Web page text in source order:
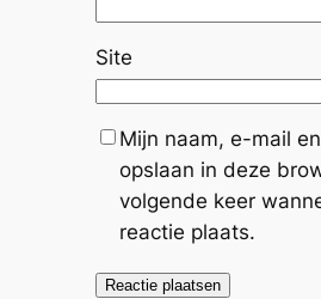
Site
Mijn naam, e-mail
opslaan in deze
volgende keer
reactie plaats.